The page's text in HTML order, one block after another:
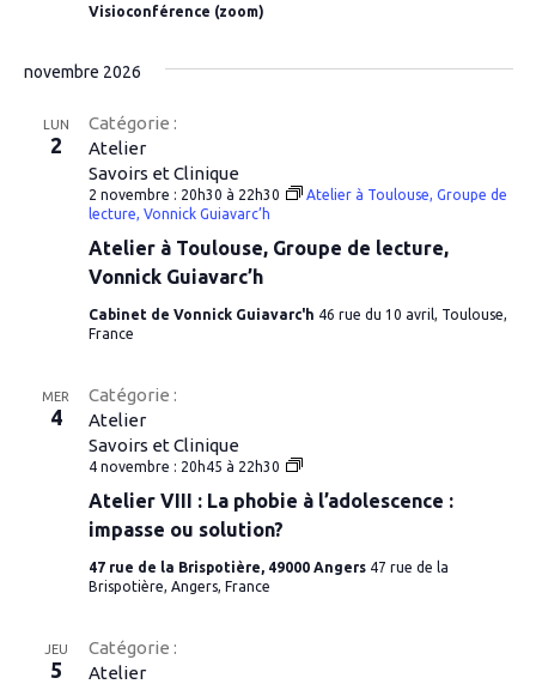
Visioconférence (zoom)
novembre 2026
LUN
2
Atelier à Toulouse, Groupe de lecture,
Vonnick Guiavarc’h
Catégorie :
Atelier
Savoirs et Clinique
2 novembre : 20h30 à 22h30
Atelier à Toulouse, Groupe de
lecture, Vonnick Guiavarc’h
Cabinet de Vonnick Guiavarc'h 46 rue du 10 avril, Toulouse,
France
MER
4
Atelier VIII : La phobie à l’adolescence :
impasse ou solution?
Catégorie :
Atelier
Savoirs et Clinique
4 novembre : 20h45 à 22h30
Atelier
:
à
l’adolescence
47 rue de la Brispotière, 49000 Angers 47 rue de la
Brispotière, Angers, France
JEU
5
Catégorie :
Atelier